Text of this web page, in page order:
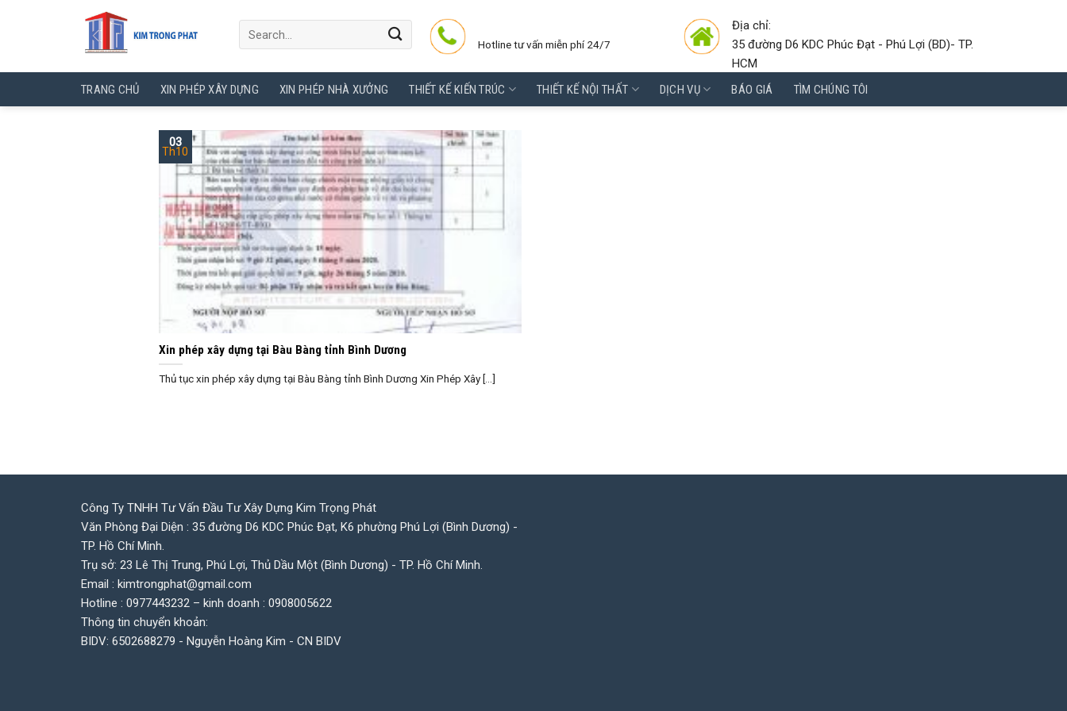
Hotline tư vấn miễn phí 24/7
Địa chỉ:
35 đường D6 KDC Phúc Đạt - Phú Lợi (BD)- TP.
HCM
TRANG CHỦ
XIN PHÉP XÂY DỰNG XIN PHÉP NHÀ XƯỞNG THIẾT KẾ KIẾN TRÚC THIẾT KẾ NỘI THẤT DỊCH VỤ BÁO GIÁ TÌM CHÚNG TÔI
Xin phép xây dựng tại Bàu Bàng tỉnh Bình Dương
Thủ tục xin phép xây dựng tại Bàu Bàng tỉnh Bình Dương Xin Phép Xây [...]
03
Th10
Công Ty TNHH Tư Vấn Đầu Tư Xây Dựng Kim Trọng Phát
Văn Phòng Đại Diện : 35 đường D6 KDC Phúc Đạt, K6 phường Phú Lợi (Bình Dương) -
TP. Hồ Chí Minh.
Trụ sở: 23 Lê Thị Trung, Phú Lợi, Thủ Dầu Một (Bình Dương) - TP. Hồ Chí Minh.
Email : kimtrongphat@gmail.com
Hotline : 0977443232 – kinh doanh : 0908005622
Thông tin chuyển khoản:
BIDV: 6502688279 - Nguyễn Hoàng Kim - CN BIDV